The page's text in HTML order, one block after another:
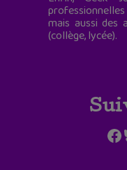
mais aussi des
(collège, lycée).